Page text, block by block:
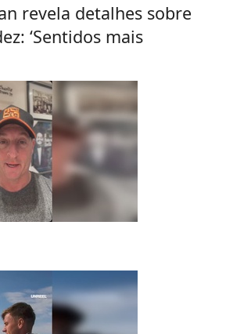
revela detalhes sobre
‘Sentidos mais